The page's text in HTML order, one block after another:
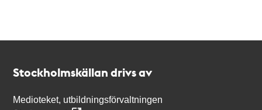
Stockholmskällan drivs av
Medioteket, utbildningsförvaltningen